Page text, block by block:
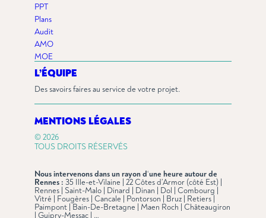
PPT
Plans
Audit
AMO
MOE
L’ÉQUIPE
Des savoirs faires au service de votre projet.
MENTIONS LÉGALES
© 2026
TOUS DROITS RÉSERVÉS
Nous intervenons dans un rayon d‘une heure autour de
Rennes : 35 Ille-et-Vilaine | 22 Côtes d’Armor (côté Est) |
Rennes | Saint-Malo | Dinard | Dinan | Dol | Combourg |
Vitré | Fougères | Cancale | Pontorson | Bruz | Retiers |
Paimpont | Bain-De-Bretagne | Maen Roch | Châteaugiron
| Guipry-Messac | …